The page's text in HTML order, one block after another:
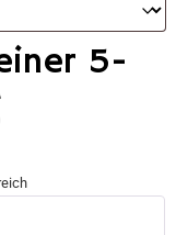
5-